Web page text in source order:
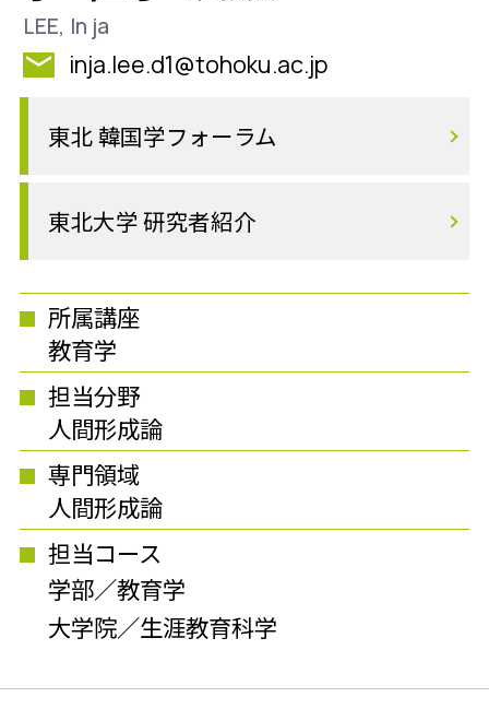
LEE, In ja
inja.lee.d1@tohoku.ac.jp
東北 韓国学フォーラム
東北大学 研究者紹介
所属講座
教育学
担当分野
人間形成論
専門領域
人間形成論
担当コース
学部／教育学
大学院／生涯教育科学